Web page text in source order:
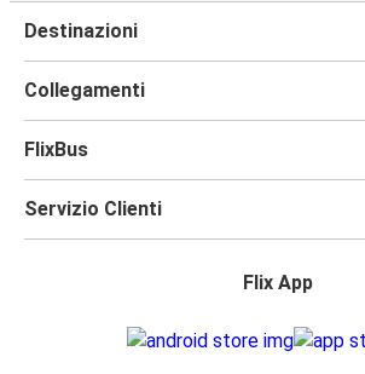
Destinazioni
Collegamenti
FlixBus
Servizio Clienti
Flix App